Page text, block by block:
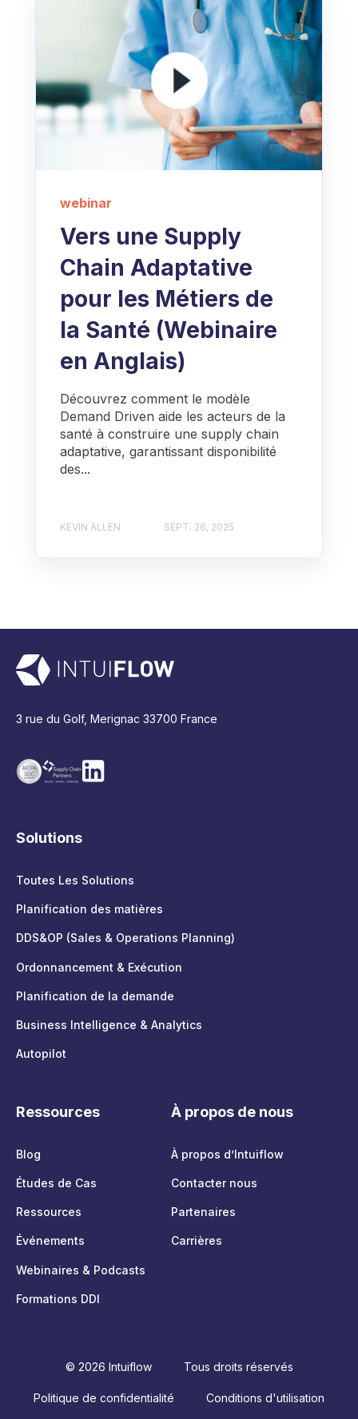
webinar
Vers une Supply
Chain Adaptative
pour les Métiers de
la Santé (Webinaire
en Anglais)
Découvrez comment le modèle
Demand Driven aide les acteurs de la
santé à construire une supply chain
adaptative, garantissant disponibilité
des...
KEVIN ALLEN SEPT. 26, 2025
3 rue du Golf, Merignac 33700 France
Solutions
Toutes Les Solutions
Planification des matières
DDS&OP (Sales & Operations Planning)
Ordonnancement & Exécution
Planification de la demande
Business Intelligence & Analytics
Autopilot
Ressources
Blog
Études de Cas
Ressources
Événements
Webinaires & Podcasts
Formations DDI
À propos de nous
À propos d’Intuiflow
Contacter nous
Partenaires
Carrières
© 2026 Intuiflow Tous droits réservés
Politique de confidentialité Conditions d'utilisation